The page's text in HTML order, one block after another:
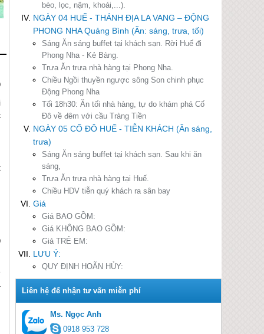
bèo, lọc, nậm, khoái,...).
NGÀY 04 HUẾ - THÁNH ĐỊA LA VANG – ĐỘNG
PHONG NHA Quảng Bình (Ăn: sáng, trưa, tối)
Sáng Ăn sáng buffet tại khách sạn. Rời Huế đi
Phong Nha - Kẻ Bàng.
TrưaĂn trưa nhà hàng tại Phong Nha.
Chiều Ngồi thuyền ngược sông Son chinh phục
Động Phong Nha
Tối 18h30: Ăn tối nhà hàng, tự do khám phá Cố
Đô về đêm với cầu Tràng Tiền
NGÀY 05 CỐ ĐÔ HUẾ - TIỄN KHÁCH (Ăn sáng,
trưa)
Sáng Ăn sáng buffet tại khách sạn. Sau khi ăn
sáng,
TrưaĂn trưa nhà hàng tại Huế.
Chiều HDV tiễn quý khách ra sân bay
Giá
Giá BAO GỒM:
Giá KHÔNG BAO GỒM:
Giá TRẺ EM:
LƯU Ý:
QUY ĐỊNH HOÃN HỦY:
Ms. Ngọc Anh
0918 953 728